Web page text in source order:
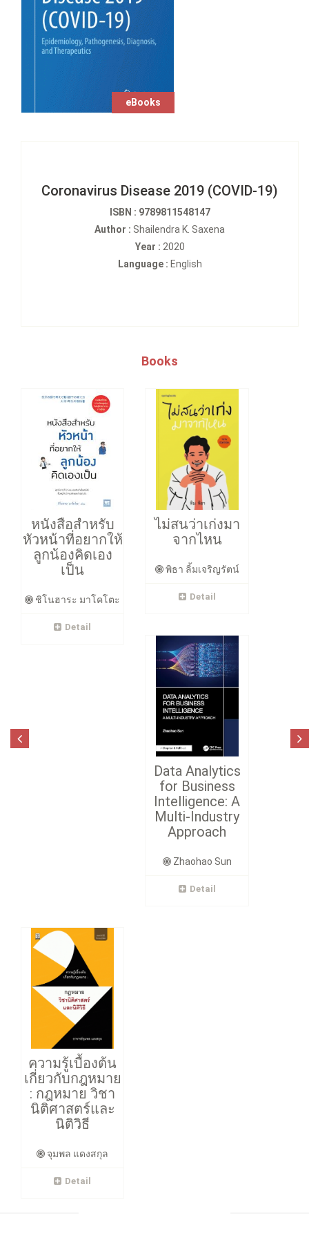
eBooks
Coronavirus Disease 2019 (COVID-19)
ISBN : 9789811548147
Author : Shailendra K. Saxena
Year : 2020
Language : English
Books
หนังสือสำหรับ
หัวหน้าที่อยากให้
ลูกน้องคิดเอง
เป็น
ชิโนฮาระ มาโคโตะ
Detail
ไม่สนว่าเก่งมา
จากไหน
พิธา ลิ้มเจริญรัตน์
Detail
Data Analytics
for Business
Intelligence: A
Multi-Industry
Approach
Zhaohao Sun
Detail
ความรู้เบื้องต้น
เกี่ยวกับกฎหมาย
: กฎหมาย วิชา
นิติศาสตร์และ
นิติวิธี
จุมพล แดงสกุล
Detail